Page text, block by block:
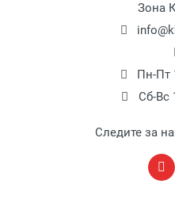
Зона
Пн-Пт
Сб-Вс
Следите за